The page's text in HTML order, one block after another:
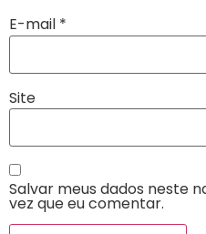
E-mail *
Site
Salvar meus dados neste
vez que eu comentar.